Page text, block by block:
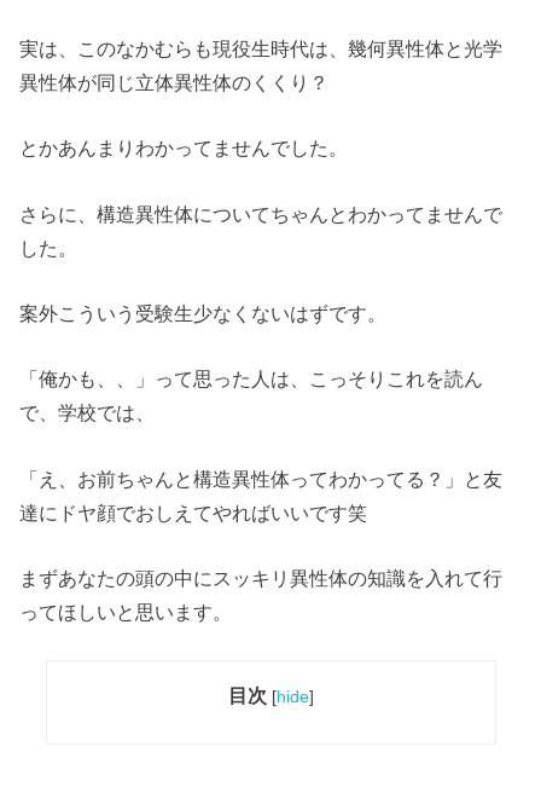
実は、このなかむらも現役生時代は、幾何異性体と光学
異性体が同じ立体異性体のくくり？
とかあんまりわかってませんでした。
さらに、構造異性体についてちゃんとわかってませんで
した。
案外こういう受験生少なくないはずです。
「俺かも、、」って思った人は、こっそりこれを読ん
で、学校では、
「え、お前ちゃんと構造異性体ってわかってる？」と友
達にドヤ顔でおしえてやればいいです笑
まずあなたの頭の中にスッキリ異性体の知識を入れて行
ってほしいと思います。
目次 [hide]